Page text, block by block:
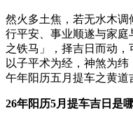
然火多土焦，若无水木调
行平安、事业顺遂与家
之铁马」，择吉日而动
以子平术为经，神煞为
午年阳历五月提车之黄道
26年阳历5月提车吉日是